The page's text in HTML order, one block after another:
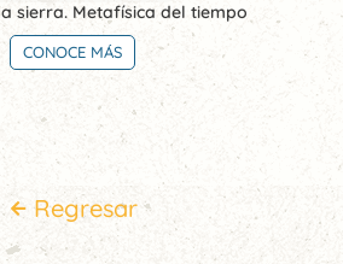
sierra. Metafísica del tiempo
CONOCE MÁS
Regresar